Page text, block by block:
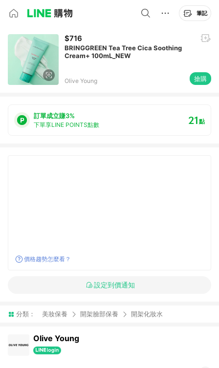
筆記
$716
BRINGGREEN Tea Tree Cica Soothing
Cream+ 100mL_NEW
Olive Young 搶購
訂單成立賺3%
下單享LINE POINTS點數 21點
價格趨勢怎麼看？
設定到價通知
分類： 美妝保養 開架臉部保養 開架化妝水
Olive Young